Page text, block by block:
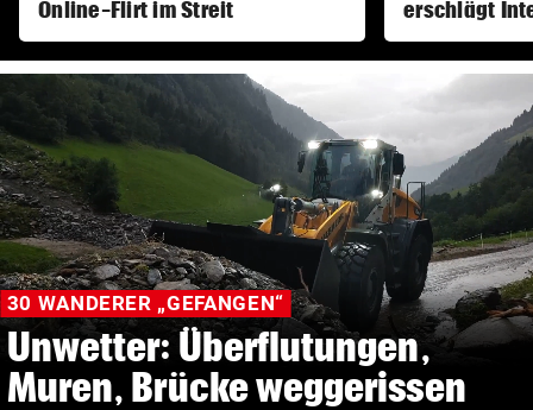
Muthgasse 2, 1190 Wien
Online-Flirt im Streit
erschlägt
30 WANDERER „GEFANGEN“
Unwetter: Überflutungen,
Muren, Brücke weggerissen